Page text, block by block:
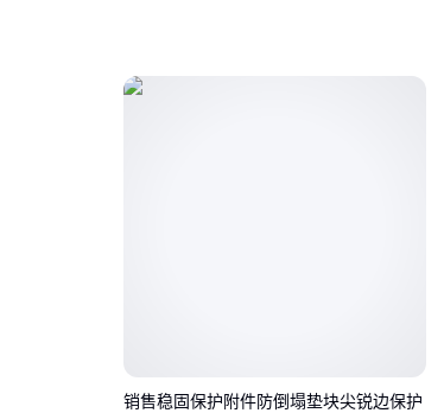
销售稳固保护附件防倒塌垫块尖锐边保护